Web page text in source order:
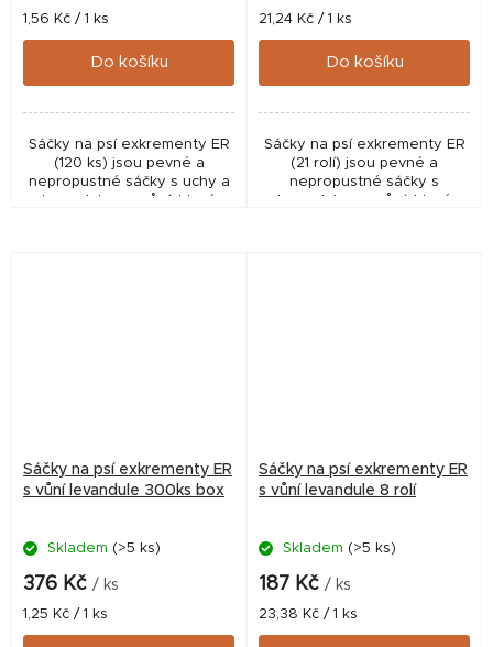
Měrná
cena:
1,56 Kč / 1 ks
Do košíku
Sáčky na psí exkrementy ER
(120 ks) jsou pevné a
nepropustné sáčky s uchy a
levandulovou vůní, které
Měrná
cena:
21,24 Kč / 1 ks
Do košíku
Sáčky na psí exkrementy ER
(21 rolí) jsou pevné a
nepropustné sáčky s
levandulovou vůní, které
Sáčky na psí exkrementy ER
s vůní levandule 300ks box
Skladem (>5 ks)
376 Kč / ks
Měrná
cena:
1,25 Kč / 1 ks
Sáčky na psí exkrementy ER
s vůní levandule 8 rolí
Skladem (>5 ks)
187 Kč / ks
Měrná
cena:
23,38 Kč / 1 ks